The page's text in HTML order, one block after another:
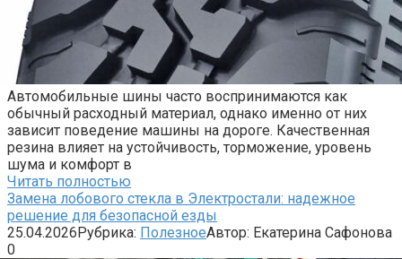
Автомобильные шины часто воспринимаются как
обычный расходный материал, однако именно от них
зависит поведение машины на дороге. Качественная
резина влияет на устойчивость, торможение, уровень
шума и комфорт в
Читать полностью
Замена лобового стекла в Электростали: надежное
решение для безопасной езды
25.04.2026Рубрика: ПолезноеАвтор: Екатерина Сафонова
0